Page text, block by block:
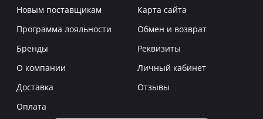
Новым поставщикам
Программа лояльности
Бренды
О компании
Доставка
Оплата
Карта сайта
Обмен и возврат
Реквизиты
Личный кабинет
Отзывы